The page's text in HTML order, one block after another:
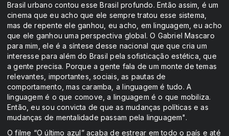
Brasil urbano contou esse Brasil profundo. Então assim, é um
cinema que eu acho que ele sempre tratou esse sistema,
mas de repente ele ganhou, eu acho, em linguagem, eu acho
que ele ganhou uma perspectiva global. O Gabriel Mascaro
para mim, ele é a síntese desse nacional que que cria um
interesse para além do Brasil pela sofisticação estética, que
a gente precisa. Porque a gente fala de um monte de temas
relevantes, importantes, sociais, as pautas de
comportamento, mas caramba, a linguagem é tudo. A
linguagem é o que comove, a linguagem é o que mobiliza.
Então, eu sou convicta de que as mudanças políticas e as
mudanças de mentalidade passam pela linguagem".
O filme “O último azul” acaba de estrear em todo o país e até